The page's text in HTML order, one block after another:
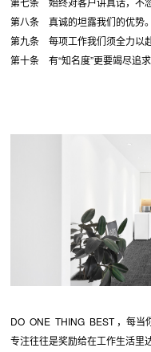
第八条 真诚的坦露我们的优势
第九条 每项工作我们须全力以
第十条 有“知名度”更要竭尽追求
DO ONE THING BEST ，每当
专注往往是奖励给在工作生活里